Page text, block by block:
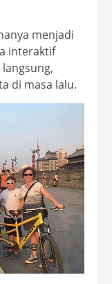
menjadi
interaktif
di masa lalu.